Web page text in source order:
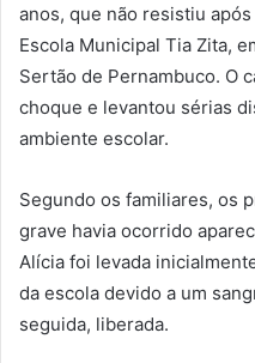
anos, que não resistiu
Escola Municipal Tia Zita,
Sertão de Pernambuco. O
choque e levantou sérias
ambiente escolar.
Segundo os familiares, os
grave havia ocorrido
Alícia foi levada
da escola devido a um
seguida, liberada.